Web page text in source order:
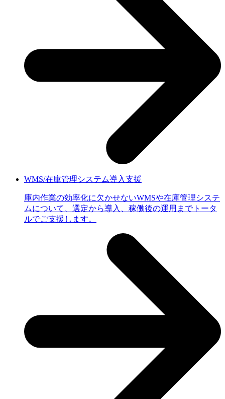
WMS/在庫管理システム導入支援
庫内作業の効率化に欠かせないWMSや在庫管理システ
ムについて、選定から導入、稼働後の運用までトータ
ルでご支援します。